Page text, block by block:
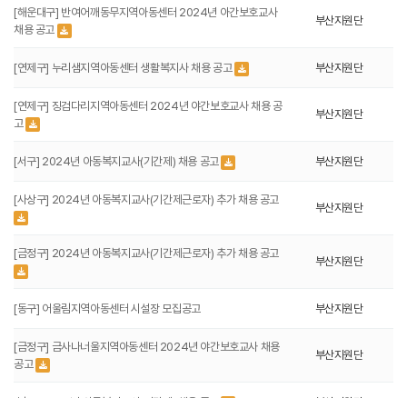
[해운대구] 반여어깨동무지역아동센터 2024년 아간보호교사
채용 공고
부산지원단
[연제구] 누리샘지역아동센터 생활복지사 채용 공고 부산지원단
[연제구] 징검다리지역아동센터 2024년 야간보호교사 채용 공
고
부산지원단
[서구] 2024년 아동복지교사(기간제) 채용 공고 부산지원단
[사상구] 2024년 아동복지교사(기간제근로자) 추가 채용 공고
부산지원단
[금정구] 2024년 아동복지교사(기간제근로자) 추가 채용 공고
부산지원단
[동구] 어울림지역아동센터 시설장 모집공고 부산지원단
[금정구] 금사나너울지역아동센터 2024년 야간보호교사 채용
공고
부산지원단